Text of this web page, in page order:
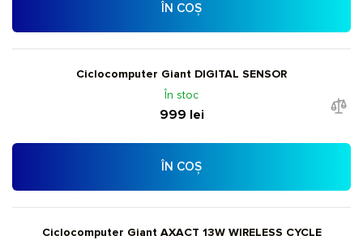
ÎN COȘ
Ciclocomputer Giant DIGITAL SENSOR
În stoc
999 lei
ÎN COȘ
Ciclocomputer Giant AXACT 13W WIRELESS CYCLE